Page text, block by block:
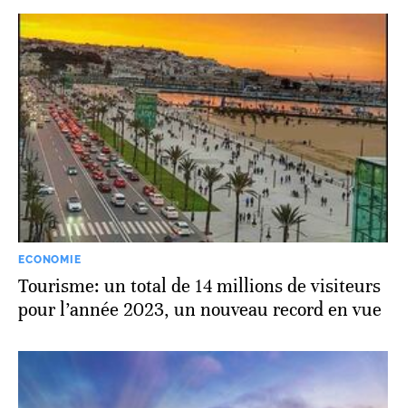
ECONOMIE
Tourisme: un total de 14 millions de visiteurs
pour l’année 2023, un nouveau record en vue